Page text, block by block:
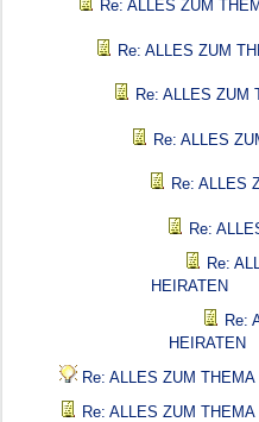
Re: ALLES ZUM
Re: ALLES ZUM
Re: ALLES ZUM
Re: ALLES
Re: ALLES
Re:
Re:
HEIRATEN
Re:
HEIRATEN
Re: ALLES ZUM THEMA
Re: ALLES ZUM THEMA